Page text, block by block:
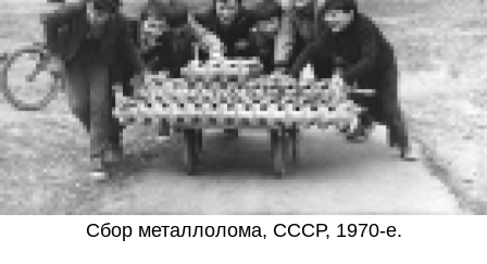
Сбор металлолома, СССР, 1970-е.